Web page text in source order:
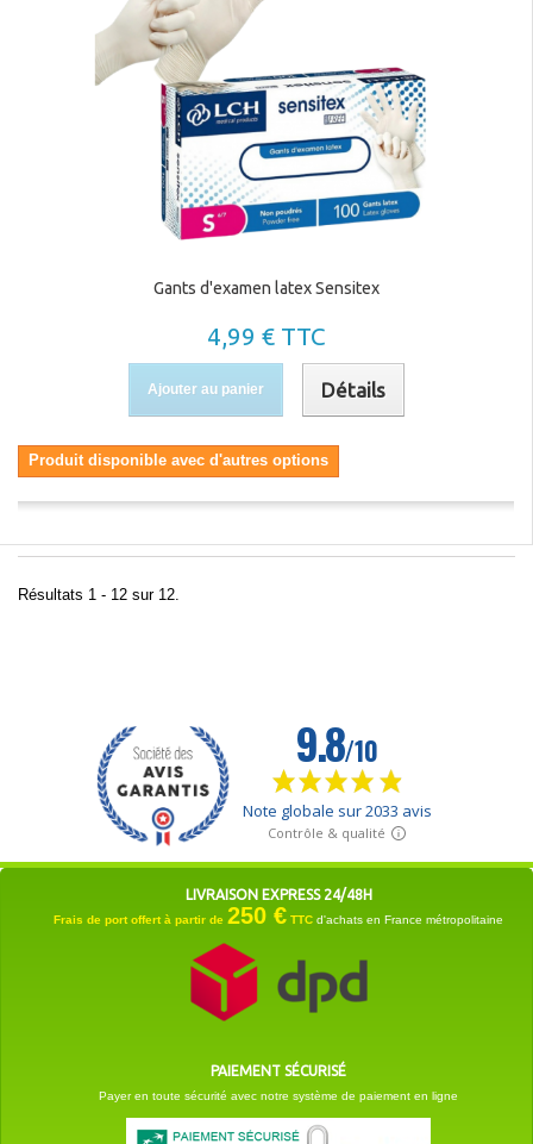
Gants d'examen latex Sensitex
4,99 € TTC
Ajouter au panier Détails
Produit disponible avec d'autres options
Résultats 1 - 12 sur 12.
LIVRAISON EXPRESS 24/48H
Frais de port offert à partir de 250 € TTC d'achats en France métropolitaine
PAIEMENT SÉCURISÉ
Payer en toute sécurité avec notre système de paiement en ligne